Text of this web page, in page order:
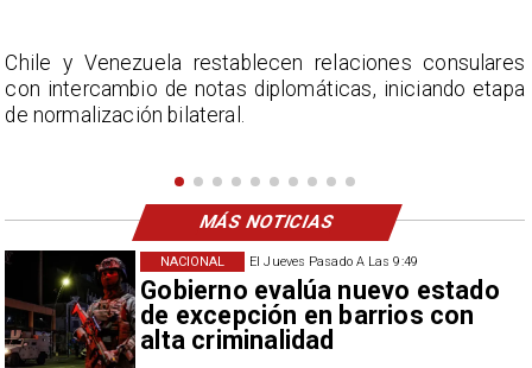
El Jueves Pasado A Las 9:49
Gobierno evalúa nuevo estado
de excepción en barrios con
alta criminalidad
NACIONAL
La Confederación Nacional de Ferias Libres (ASOF)
considera inaceptable que se refieran a Fabiola
Campillai como 'señora de feria', expresión utilizada
MÁS NOTICIAS